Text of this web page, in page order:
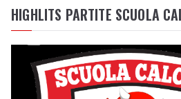
HIGHLITS PARTITE SCUOLA